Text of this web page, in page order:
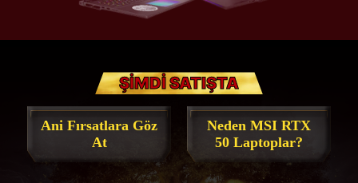
ŞİMDİ SATIŞTA
Ani Fırsatlara Göz
At
Neden MSI RTX
50 Laptoplar?